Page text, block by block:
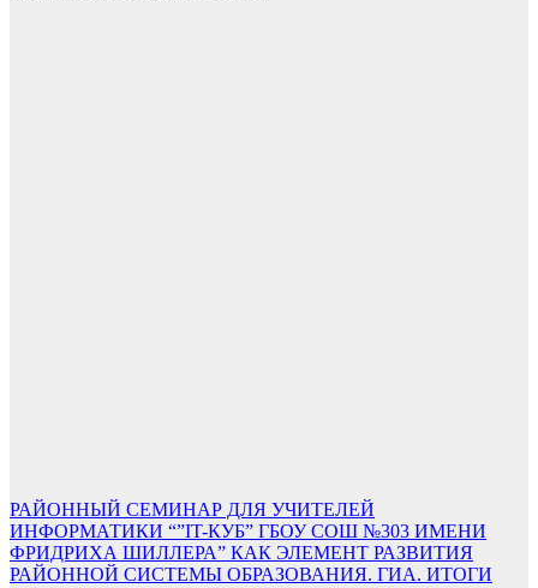
Навигация
по
записям
РАЙОННЫЙ СЕМИНАР ДЛЯ УЧИТЕЛЕЙ
ИНФОРМАТИКИ “”IT-КУБ” ГБОУ СОШ №303 ИМЕНИ
ФРИДРИХА ШИЛЛЕРА” КАК ЭЛЕМЕНТ РАЗВИТИЯ
РАЙОННОЙ СИСТЕМЫ ОБРАЗОВАНИЯ. ГИА. ИТОГИ